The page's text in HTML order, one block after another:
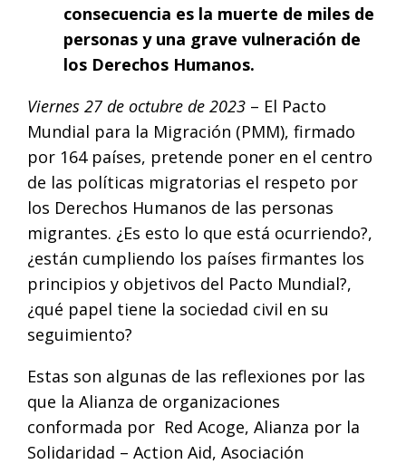
consecuencia es la muerte de miles de
personas y una grave vulneración de
los Derechos Humanos.
Viernes 27 de octubre de 2023 – El Pacto
Mundial para la Migración (PMM), firmado
por 164 países, pretende poner en el centro
de las políticas migratorias el respeto por
los Derechos Humanos de las personas
migrantes. ¿Es esto lo que está ocurriendo?,
¿están cumpliendo los países firmantes los
principios y objetivos del Pacto Mundial?,
¿qué papel tiene la sociedad civil en su
seguimiento?
Estas son algunas de las reflexiones por las
que la Alianza de organizaciones
conformada por Red Acoge, Alianza por la
Solidaridad – Action Aid, Asociación